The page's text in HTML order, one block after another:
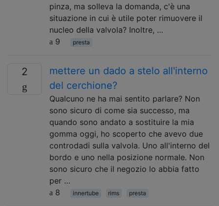
pinza, ma solleva la domanda, c'è una
situazione in cui è utile poter rimuovere il
nucleo della valvola? Inoltre, …
9
presta
2
mettere un dado a stelo all'interno
del cerchione?
Qualcuno ne ha mai sentito parlare? Non
sono sicuro di come sia successo, ma
quando sono andato a sostituire la mia
gomma oggi, ho scoperto che avevo due
controdadi sulla valvola. Uno all'interno del
bordo e uno nella posizione normale. Non
sono sicuro che il negozio lo abbia fatto
per …
8
innertube rims presta